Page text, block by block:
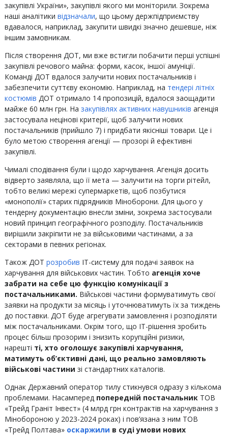
закупівлі України», закупівлі якого ми моніторили. Зокрема
наші аналітики відзначали, що цьому держпідприємству
вдавалося, наприклад, закупити швидкі значно дешевше, ніж
іншим замовникам.
Після створення ДОТ, ми вже встигли побачити перші успішні
закупівлі речового майна: форми, касок, іншої амуніції.
Команді ДОТ вдалося залучити нових постачальників і
забезпечити суттєву економію. Наприклад, на тендері літніх
костюмів ДОТ отримало 14 пропозицій, вдалося заощадити
майже 60 млн грн. На закупівлях активних навушників агенція
застосувала нецінові критерії, щоб залучити нових
постачальників (прийшло 7) і придбати якісніші товари. Це і
було метою створення агенції — прозорі й ефективні
закупівлі.
Чималі сподівання були і щодо харчування. Агенція досить
відверто заявляла, що її мета — залучити на торги рітейл,
тобто великі мережі супермаркетів, щоб позбутися
«монополії» старих підрядників Міноборони. Для цього у
тендерну документацію внесли зміни, зокрема застосували
новий принцип географічного розподілу. Постачальників
вирішили закріпити не за військовими частинами, а за
секторами в певних регіонах.
Також ДОТ розробив ІТ-систему для подачі заявок на
харчування для військових частин. Тобто агенція хоче
забрати на себе цю функцію комунікації з
постачальниками. Військові частини формуватимуть свої
заявки на продукти за місяць і уточнюватимуть їх за тиждень
до поставки. ДОТ буде агрегувати замовлення і розподіляти
між постачальниками. Окрім того, що ІТ-рішення зробить
процес більш прозорим і знизить корупційні ризики,
нарешті ті, хто оголошує закупівлі харчування,
матимуть об’єктивні дані, що реально замовляють
військові частини зі стандартних каталогів.
Однак Державний оператор тилу стикнувся одразу з кількома
проблемами. Насамперед попередній постачальникТОВ
«Трейд Граніт Інвест» (4 млрд грн контрактів на харчування з
Мінобороною у 2023-2024 роках) і пов’язана з ним ТОВ
«Трейд Полтава» оскаржили в суді умови нових